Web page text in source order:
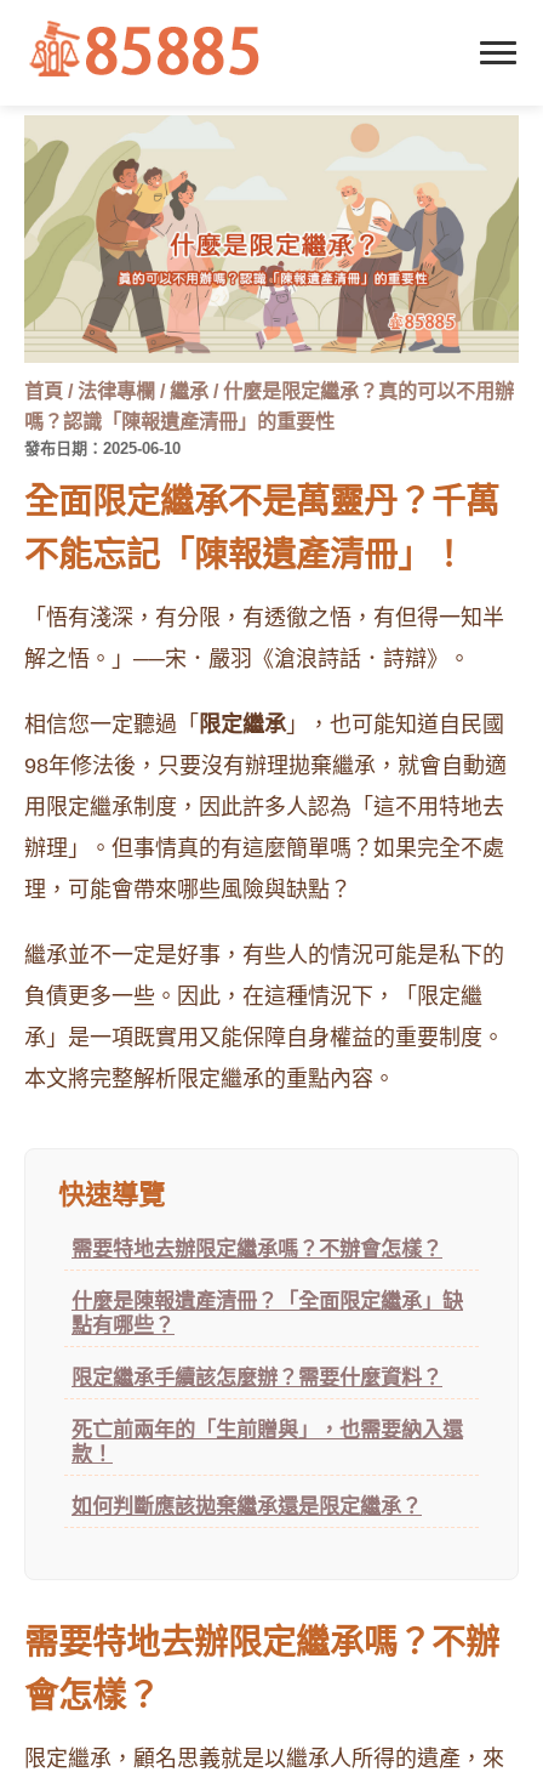
首頁 /法律專欄 /繼承 /什麼是限定繼承？真的可以不用辦
嗎？認識「陳報遺產清冊」的重要性
發布日期：2025-06-10
全面限定繼承不是萬靈丹？千萬
不能忘記「陳報遺產清冊」！
「悟有淺深，有分限，有透徹之悟，有但得一知半
解之悟。」──宋．嚴羽《滄浪詩話．詩辯》。
相信您一定聽過「 限定繼承」，也可能知道自民國
98年修法後，只要沒有辦理拋棄繼承，就會自動適
用限定繼承制度，因此許多人認為「這不用特地去
辦理」。但事情真的有這麼簡單嗎？如果完全不處
理，可能會帶來哪些風險與缺點？
繼承並不一定是好事，有些人的情況可能是私下的
負債更多一些。因此，在這種情況下，「限定繼
承」是一項既實用又能保障自身權益的重要制度。
本文將完整解析限定繼承的重點內容。
快速導覽
需要特地去辦限定繼承嗎？不辦會怎樣？
什麼是陳報遺產清冊？「全面限定繼承」缺
點有哪些？
限定繼承手續該怎麼辦？需要什麼資料？
死亡前兩年的「生前贈與」，也需要納入還
款！
如何判斷應該拋棄繼承還是限定繼承？
需要特地去辦限定繼承嗎？不辦
會怎樣？
限定繼承，顧名思義就是以繼承人所得的遺產，來